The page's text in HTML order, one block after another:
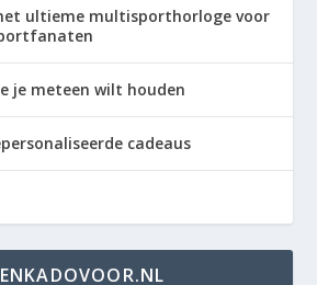
ultieme multisporthorloge voor
je meteen wilt houden
cadeaus